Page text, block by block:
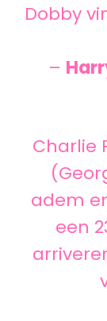
Dobby
–
Charlie
adem
een